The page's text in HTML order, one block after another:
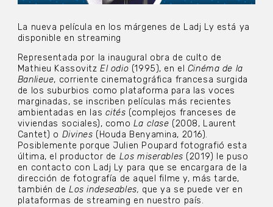
La nueva película en los márgenes de Ladj Ly está ya
disponible en streaming
Representada por la inaugural obra de culto de
Mathieu KassovitzEl odio (1995), en el Cinéma de la
Banlieue, corriente cinematográfica francesa surgida
de los suburbios como plataforma para las voces
marginadas, se inscriben películas más recientes
ambientadas en las cités (complejos franceses de
viviendas sociales), como La clase (2008, Laurent
Cantet) o Divines (Houda Benyamina, 2016).
Posiblemente porque Julien Poupard fotografió esta
última, el productor de Los miserables (2019) le puso
en contacto con Ladj Ly para que se encargara de la
dirección de fotografía de aquel filme y, más tarde,
también deLos indeseables, que ya se puede ver en
plataformas de streaming en nuestro país.